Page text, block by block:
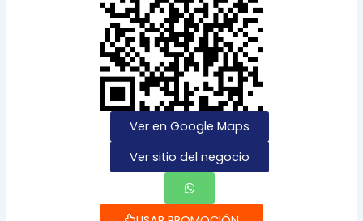
Ver en Google Maps
Ver sitio del negocio